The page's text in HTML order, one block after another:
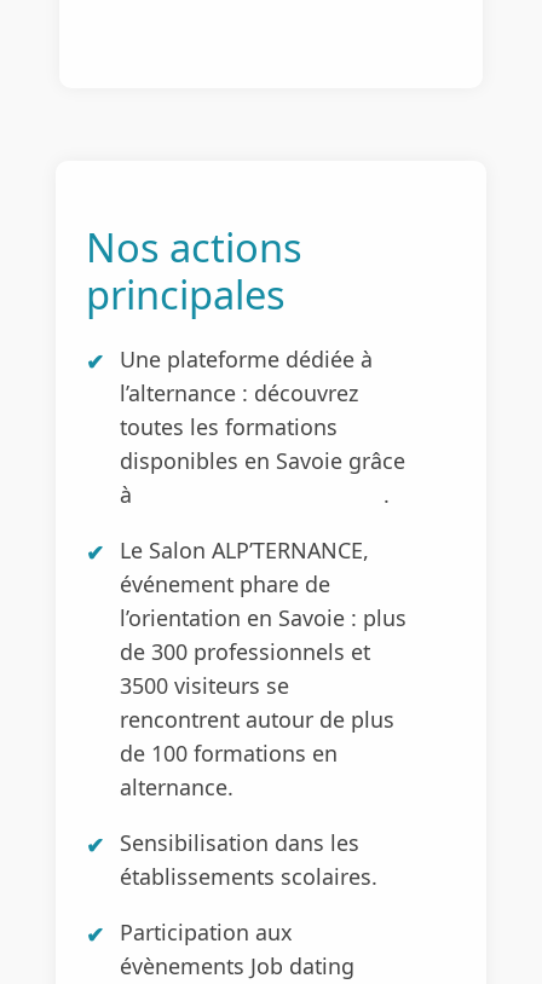
Nos actions
principales
Une plateforme dédiée à
l’alternance : découvrez
toutes les formations
disponibles en Savoie grâce
à
.
Le Salon ALP’TERNANCE,
événement phare de
l’orientation en Savoie : plus
de 300 professionnels et
3500 visiteurs se
rencontrent autour de plus
de 100 formations en
alternance.
Sensibilisation dans les
établissements scolaires.
Participation aux
évènements Job dating